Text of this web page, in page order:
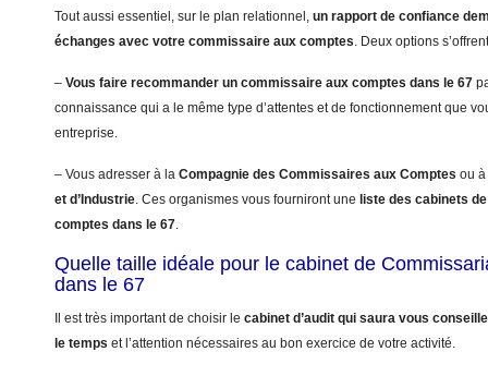
Tout aussi essentiel, sur le plan relationnel, un rapport de confiance
échanges avec votre commissaire aux comptes. Deux options
– Vous faire recommander un commissaire aux comptes dans le 67
connaissance qui a le même type d’attentes et de fonctionnement que
entreprise.
– Vous adresser à la Compagnie des Commissaires aux Comptes ou
et d’Industrie. Ces organismes vous fourniront une liste des cabinets
comptes dans le 67.
Quelle taille idéale pour le cabinet de
dans le 67
Il est très important de choisir le cabinet d’audit qui saura vous
le temps et l’attention nécessaires au bon exercice de votre activité.